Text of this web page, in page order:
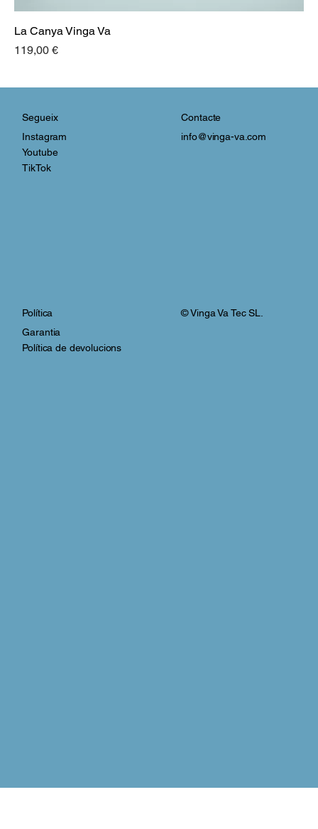
La Canya Vinga Va
Preu
119,00 €
Segueix
Instagram
Youtube
TikTok
Contacte
info@vinga-va.com
Política
Garantia
Política de devolucions
© Vinga Va Tec SL.